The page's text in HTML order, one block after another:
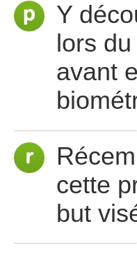
Y
lors
avant
cette
but